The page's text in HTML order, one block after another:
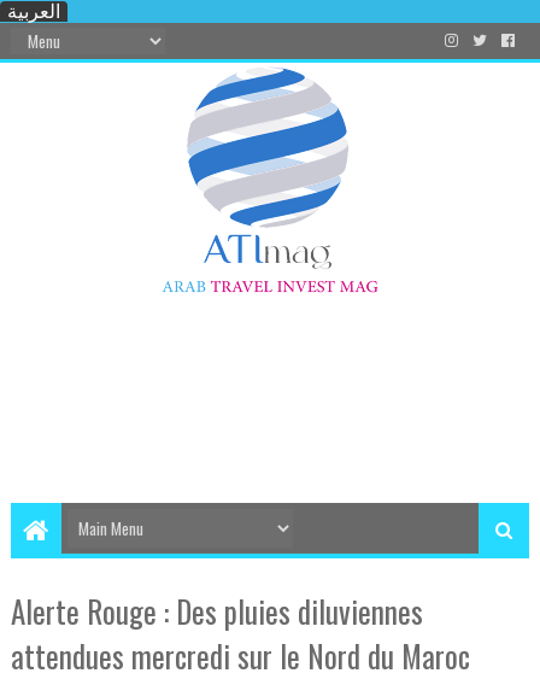
العربية
Alerte Rouge : Des pluies diluviennes
attendues mercredi sur le Nord du Maroc